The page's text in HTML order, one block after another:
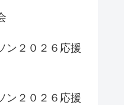
ン２０２６応援
ン２０２６応援